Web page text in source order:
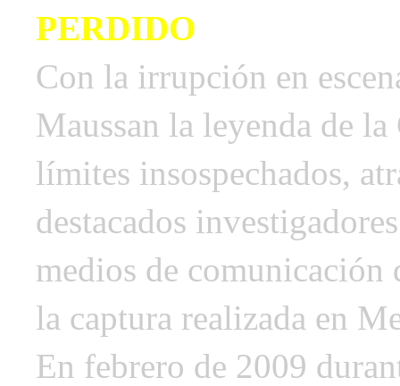
PERDIDO
Con la irrupción en
Maussan la leyenda de
límites insospechados,
destacados
medios de
la captura realizada en
En febrero de 2009